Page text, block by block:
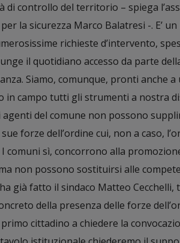
di controllo del territorio – spiega
la sicurezza Marco Balatresi -. E’
richieste d’intervento,
il quotidiano accesso da parte
Siamo, comunque, pronti anche
in campo tutti gli strumenti a nostra
del comune non possono
forze dell’ordine cui, non a caso,
comuni sì, concorrono alla
non possono sostituirsi alle
già fatto il sindaco Matteo
della presenza delle forze
cittadino a chiedere la